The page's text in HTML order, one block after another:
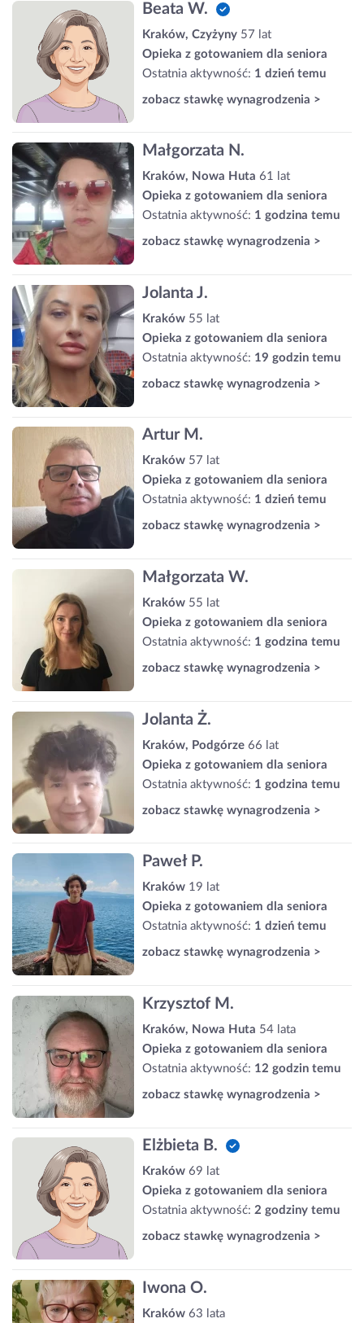
Beata W.
Kraków, Czyżyny 57 lat
Opieka z gotowaniem dla seniora
Ostatnia aktywność: 1 dzień temu
zobacz stawkę wynagrodzenia >
Małgorzata N.
Kraków, Nowa Huta 61 lat
Opieka z gotowaniem dla seniora
Ostatnia aktywność: 1 godzina temu
zobacz stawkę wynagrodzenia >
Jolanta J.
Kraków 55 lat
Opieka z gotowaniem dla seniora
Ostatnia aktywność: 19 godzin temu
zobacz stawkę wynagrodzenia >
Artur M.
Kraków 57 lat
Opieka z gotowaniem dla seniora
Ostatnia aktywność: 1 dzień temu
zobacz stawkę wynagrodzenia >
Małgorzata W.
Kraków 55 lat
Opieka z gotowaniem dla seniora
Ostatnia aktywność: 1 godzina temu
zobacz stawkę wynagrodzenia >
Jolanta Ż.
Kraków, Podgórze 66 lat
Opieka z gotowaniem dla seniora
Ostatnia aktywność: 1 godzina temu
zobacz stawkę wynagrodzenia >
Paweł P.
Kraków 19 lat
Opieka z gotowaniem dla seniora
Ostatnia aktywność: 1 dzień temu
zobacz stawkę wynagrodzenia >
Krzysztof M.
Kraków, Nowa Huta 54 lata
Opieka z gotowaniem dla seniora
Ostatnia aktywność: 12 godzin temu
zobacz stawkę wynagrodzenia >
Elżbieta B.
Kraków 69 lat
Opieka z gotowaniem dla seniora
Ostatnia aktywność: 2 godziny temu
zobacz stawkę wynagrodzenia >
Iwona O.
Kraków 63 lata